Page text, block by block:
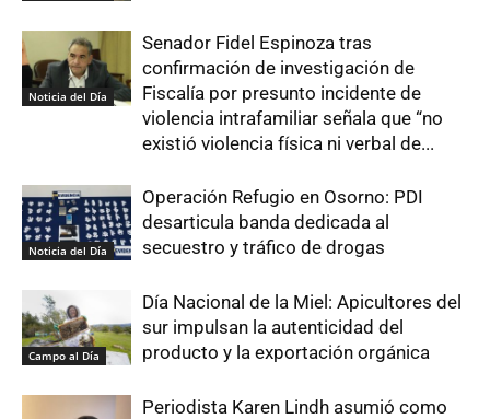
Noticia del Día
Senador Fidel Espinoza tras
confirmación de investigación de
Fiscalía por presunto incidente de
violencia intrafamiliar señala que “no
existió violencia física ni verbal de...
Noticia del Día
Operación Refugio en Osorno: PDI
desarticula banda dedicada al
secuestro y tráfico de drogas
Campo al Día
Día Nacional de la Miel: Apicultores del
sur impulsan la autenticidad del
producto y la exportación orgánica
Periodista Karen Lindh asumió como